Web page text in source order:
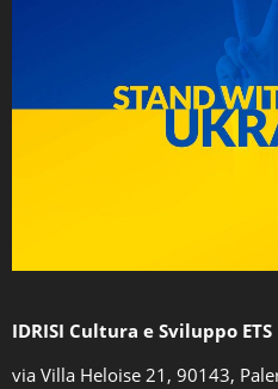
IDRISI Cultura e Sviluppo ETS
via Villa Heloise 21, 90143,